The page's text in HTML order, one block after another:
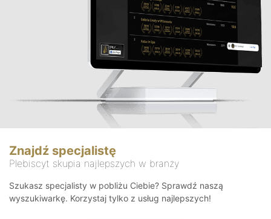
Znajdź specjalistę
Plebiscyt skupia najlepszych w branży
Szukasz specjalisty w pobliżu Ciebie? Sprawdź naszą
wyszukiwarkę. Korzystaj tylko z usług najlepszych!